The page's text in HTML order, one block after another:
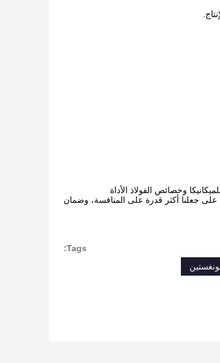
وخصائص الفولاذ الأداة
على جعلنا أكثر قدرة على المنافسة، وضمان
Tags: